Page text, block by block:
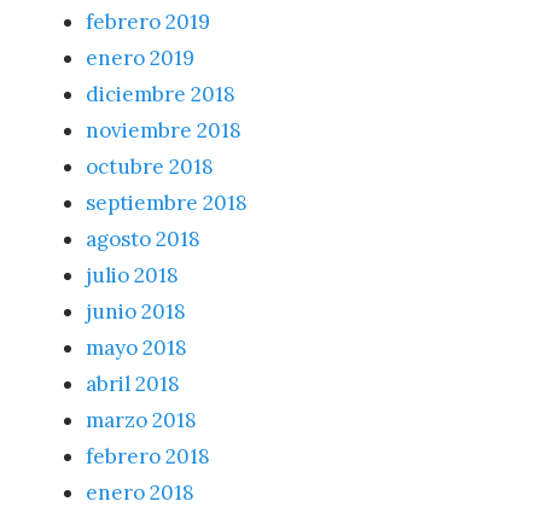
febrero 2019
enero 2019
diciembre 2018
noviembre 2018
octubre 2018
septiembre 2018
agosto 2018
julio 2018
junio 2018
mayo 2018
abril 2018
marzo 2018
febrero 2018
enero 2018